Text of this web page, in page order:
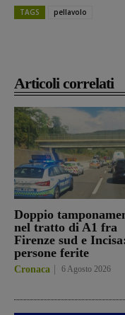
Articoli correlati
Doppio
nel tratto di A1 fra
Firenze sud e
persone ferite
Cronaca 6 Agosto 2026
TAGS pellavolo